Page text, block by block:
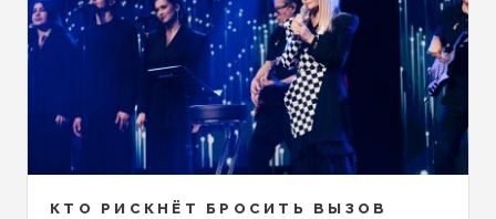
КТО РИСКНЁТ БРОСИТЬ ВЫЗОВ